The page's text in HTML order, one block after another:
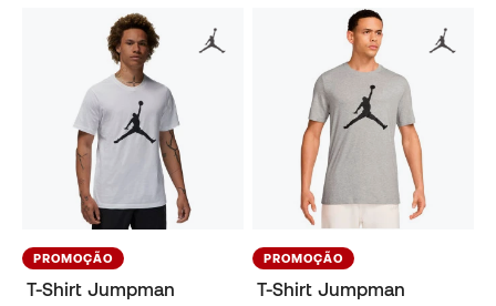
PROMOÇÃO
T-Shirt Jumpman
PROMOÇÃO
T-Shirt Jumpman